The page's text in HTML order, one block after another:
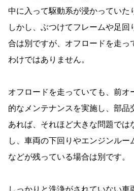
中に入って駆動系が浸かっていた
しかし、ぶつけてフレームや足
合は別ですが、オフロードを走っ
わけではありません。
オフロードを走っていても、前オ
的なメンテナンスを実施し、部品
あれば、それほど大きな問題では
し、車両の下回りやエンジンル
などが残っている場合は別です。